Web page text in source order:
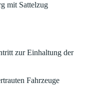
mit Sattelzug
zur Einhaltung der
Fahrzeuge